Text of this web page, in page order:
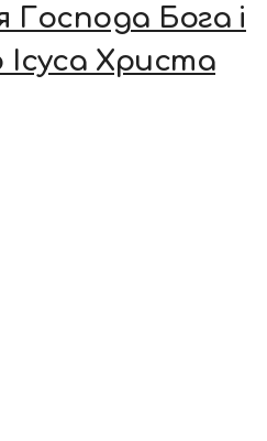
Господа Бога і
Христа